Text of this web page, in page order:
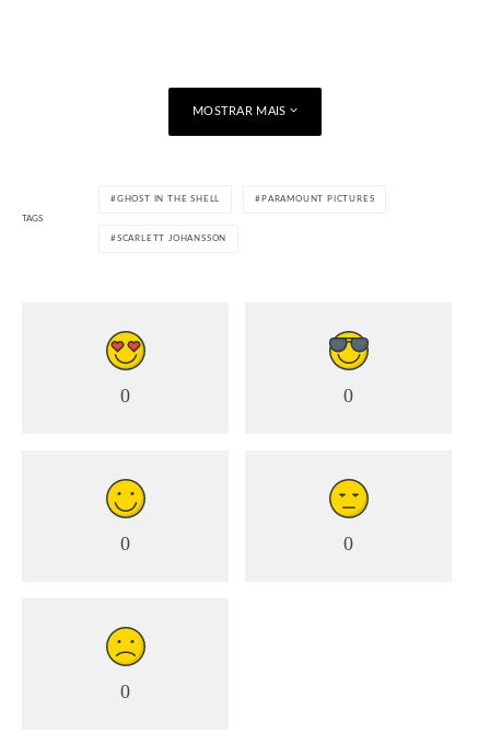
MOSTRAR MAIS
TAGS
GHOST IN THE SHELL PARAMOUNT PICTURES
SCARLETT JOHANSSON
0 0
0 0
0